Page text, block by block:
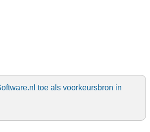
toe als voorkeursbron in